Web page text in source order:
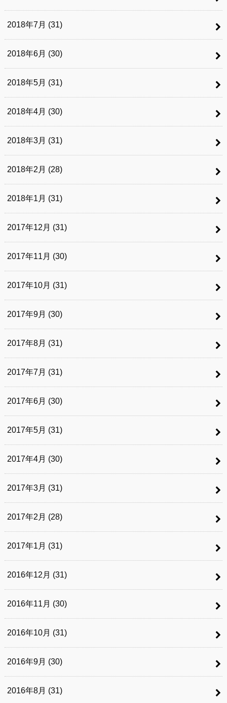
2018年7月 (31)
2018年6月 (30)
2018年5月 (31)
2018年4月 (30)
2018年3月 (31)
2018年2月 (28)
2018年1月 (31)
2017年12月 (31)
2017年11月 (30)
2017年10月 (31)
2017年9月 (30)
2017年8月 (31)
2017年7月 (31)
2017年6月 (30)
2017年5月 (31)
2017年4月 (30)
2017年3月 (31)
2017年2月 (28)
2017年1月 (31)
2016年12月 (31)
2016年11月 (30)
2016年10月 (31)
2016年9月 (30)
2016年8月 (31)